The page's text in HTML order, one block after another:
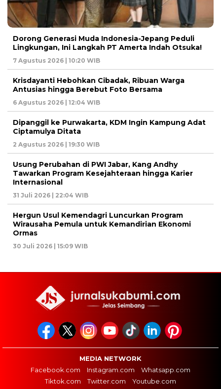
Dorong Generasi Muda Indonesia-Jepang Peduli
Lingkungan, Ini Langkah PT Amerta Indah Otsuka!
7 Agustus 2026 | 10:20 WIB
Krisdayanti Hebohkan Cibadak, Ribuan Warga
Antusias hingga Berebut Foto Bersama
6 Agustus 2026 | 12:04 WIB
Dipanggil ke Purwakarta, KDM Ingin Kampung Adat
Ciptamulya Ditata
2 Agustus 2026 | 19:30 WIB
Usung Perubahan di PWI Jabar, Kang Andhy
Tawarkan Program Kesejahteraan hingga Karier
Internasional
31 Juli 2026 | 22:04 WIB
Hergun Usul Kemendagri Luncurkan Program
Wirausaha Pemula untuk Kemandirian Ekonomi
Ormas
30 Juli 2026 | 15:09 WIB
MEDIA NETWORK
Facebook.com
Instagram.com
Whatsapp.com
Tiktok.com
Twitter.com Youtube.com